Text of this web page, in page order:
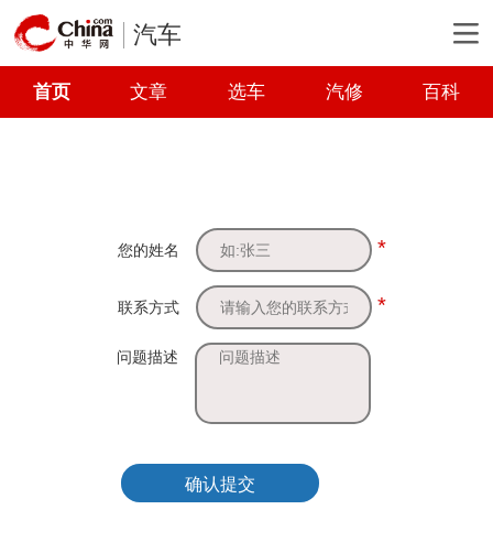
汽车
首页 文章 选车 汽修 百科
您的姓名 *
联系方式 *
问题描述
确认提交